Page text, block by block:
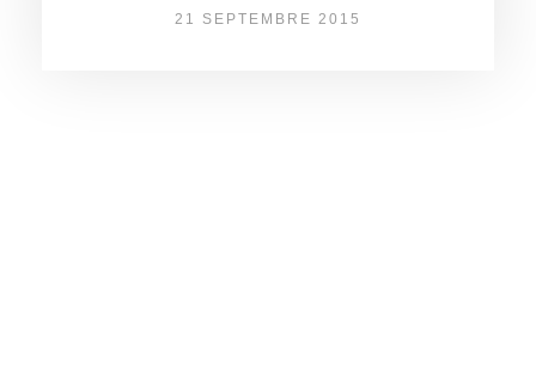
21 SEPTEMBRE 2015